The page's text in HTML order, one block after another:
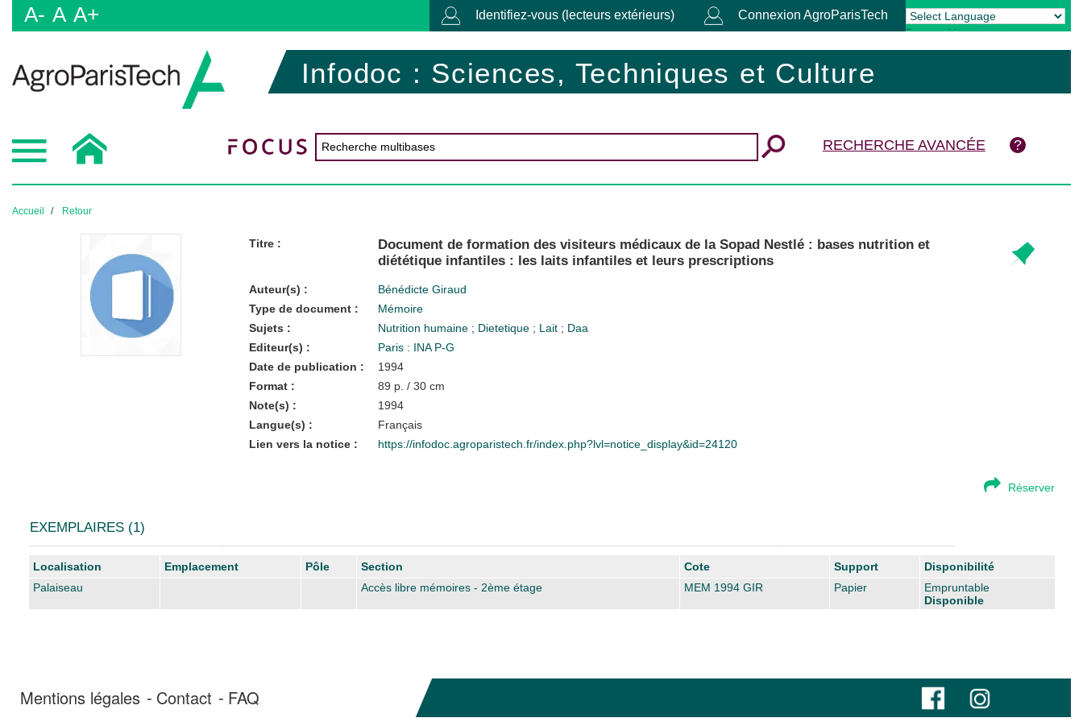
A- A A+ Identifiez-vous (lecteurs extérieurs) Connexion AgroParisTech
Powered by Translate
Infodoc : Sciences, Techniques et Culture
RECHERCHE AVANCÉE
Accueil Retour
Titre :
Document de formation des visiteurs médicaux de la Sopad Nestlé : bases nutrition et
diététique infantiles : les laits infantiles et leurs prescriptions
Auteur(s) :
Bénédicte Giraud
Type de document :
Mémoire
Sujets :
Nutrition humaine ; Dietetique ; Lait ; Daa
Editeur(s) :
Paris : INA P-G
Date de publication :
1994
Format :
89 p. / 30 cm
Note(s) :
1994
Langue(s) :
Français
Lien vers la notice :
https://infodoc.agroparistech.fr/index.php?lvl=notice_display&id=24120
Réserver
EXEMPLAIRES (1)
Liste des exemplaires
Localisation Emplacement Pôle Section Cote Support
Disponibilité
Palaiseau
Accès libre mémoires - 2ème étage MEM 1994 GIR Papier
Empruntable
Disponible
Mentions légales Contact FAQ